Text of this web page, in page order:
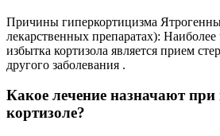
Причины гиперкортицизма
лекарственных препаратах):
избытка кортизола является прием
другого заболевания .
Какое лечение назначают
кортизоле?